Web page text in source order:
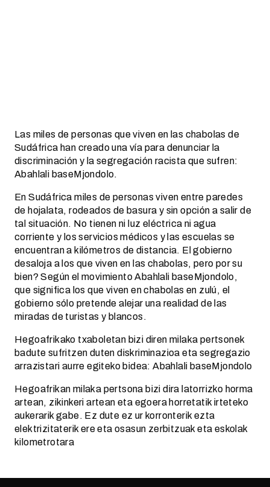
Las miles de personas que viven en las chabolas de
Sudáfrica han creado una vía para denunciar la
discriminación y la segregación racista que sufren:
Abahlali baseMjondolo.
En Sudáfrica miles de personas viven entre paredes
de hojalata, rodeados de basura y sin opción a salir de
tal situación. No tienen ni luz eléctrica ni agua
corriente y los servicios médicos y las escuelas se
encuentran a kilómetros de distancia. El gobierno
desaloja a los que viven en las chabolas, pero por su
bien? Según el movimiento Abahlali baseMjondolo,
que significa los que viven en chabolas en zulú, el
gobierno sólo pretende alejar una realidad de las
miradas de turistas y blancos.
Hegoafrikako txaboletan bizi diren milaka pertsonek
badute sufritzen duten diskriminazioa eta segregazio
arrazistari aurre egiteko bidea: Abahlali baseMjondolo
Hegoafrikan milaka pertsona bizi dira latorrizko horma
artean, zikinkeri artean eta egoera horretatik irteteko
aukerarik gabe. Ez dute ez ur korronterik ezta
elektrizitaterik ere eta osasun zerbitzuak eta eskolak
kilometrotara